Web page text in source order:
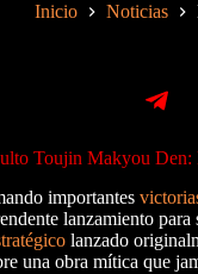
Inicio Noticias
Toujin Makyou
importantes
lanzamiento
lanzado
una obra mítica que